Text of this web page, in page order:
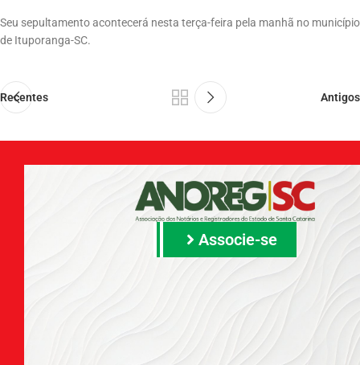
Seu sepultamento acontecerá nesta terça-feira pela manhã no município
de Ituporanga-SC.
Recentes Antigos
Associe-se